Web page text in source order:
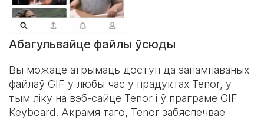
Абагульвайце файлы ўсюды
Вы можаце атрымаць доступ да запампаваных
файлаў GIF у любы час у прадуктах Tenor, у
тым ліку на вэб-сайце Tenor і ў праграме GIF
Keyboard. Акрамя таго, Tenor забяспечвае